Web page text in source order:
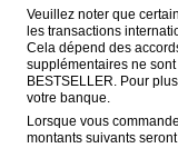
Veuillez noter que
les transactions
Cela dépend des
supplémentaires ne
BESTSELLER. Pour
votre banque.
Lorsque vous
montants suivants